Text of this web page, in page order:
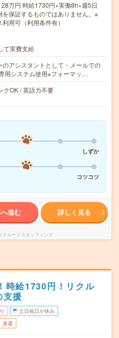
万円 時給1730円×実働8h×週5日
保証するものではありません。※
用可（利用条件有）
て実費支給
のアシスタントとして・メールでの
用システム使用※フォーマッ…
クOK / 英語力不要
しずか
コツコツ
進む 詳しく見る
クルートスタッフィング
時給1730円！リクル
援
土日祝日が休み
派遣